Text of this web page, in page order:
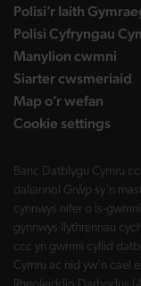
Polisi’r Iaith
Polisi Cyfryngau
Manylion cwmni
Siarter cwsmeriaid
Map o’r wefan
Cookie settings
Banc Datblygu Cymru
daliannol Grŵp sy'n
cynnwys nifer o is-
gynnwys llythrennau
ccc yn gwmni cyllid
Cymru ac nid yw'n cael